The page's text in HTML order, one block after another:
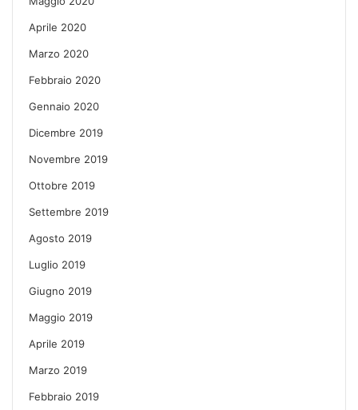
Aprile 2020
Marzo 2020
Febbraio 2020
Gennaio 2020
Dicembre 2019
Novembre 2019
Ottobre 2019
Settembre 2019
Agosto 2019
Luglio 2019
Giugno 2019
Maggio 2019
Aprile 2019
Marzo 2019
Febbraio 2019